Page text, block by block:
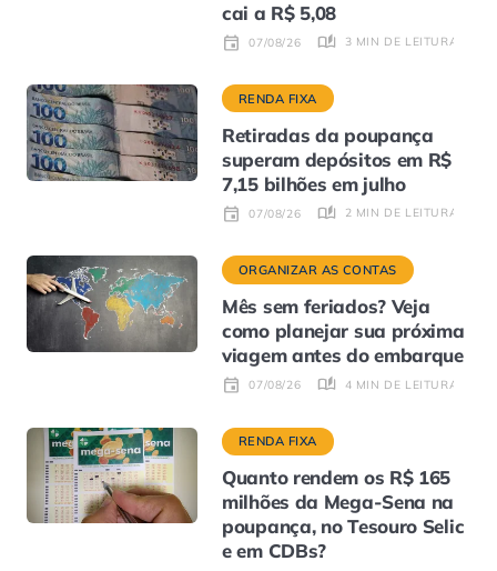
cai a R$ 5,08
07/08/26 3 MIN DE LEITURA
RENDA FIXA
Retiradas da poupança
superam depósitos em R$
7,15 bilhões em julho
07/08/26 2 MIN DE LEITURA
ORGANIZAR AS CONTAS
Mês sem feriados? Veja
como planejar sua próxima
viagem antes do embarque
07/08/26 4 MIN DE LEITURA
RENDA FIXA
Quanto rendem os R$ 165
milhões da Mega-Sena na
poupança, no Tesouro Selic
e em CDBs?